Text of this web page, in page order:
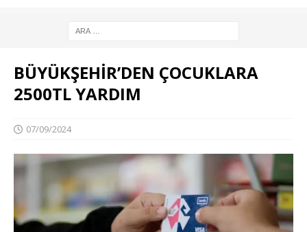
BÜYÜKŞEHİR’DEN ÇOCUKLARA
2500TL YARDIM
07/09/2024